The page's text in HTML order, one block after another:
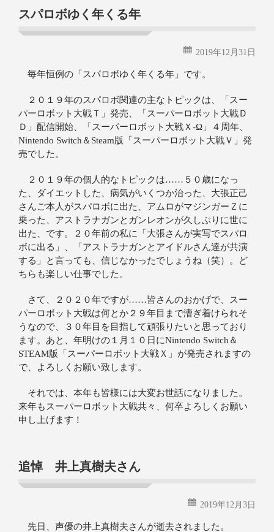
スパロボゆく年くる年
2019年12月31日
毎年恒例の「スパロボゆく年くる年」です。
２０１９年のスパロボ関連の主なトピックは、「スー
パーロボット大戦Ｔ」発売、「スーパーロボット大戦Ｄ
Ｄ」配信開始、「スーパーロボット大戦Ｘ‐Ω」４周年、
Nintendo Switch＆Steam版「スーパーロボット大戦Ｖ」発
売でした。
２０１９年の個人的なトピックは……５０歳になっ
た、ダイエットした、病気がいくつか治った、大張正己
さんご本人がスパロボに出た、アムロがマジンガーＺに
乗った、アストラナガンとガンレオンが久しぶりに世に
出た、です。２０年前の私に「大張さんが実写でスパロ
ボに出る」、「アストラナガンとアイドルさん達が共演
する」と言っても、信じなかったでしょうね（笑）。ど
ちらも楽しい仕事でした。
さて、２０２０年ですが……皆さんのおかげで、スー
パーロボット大戦は何とか２９年目まで漕ぎ着けられそ
うなので、３０年目を目指して頑張りたいと思っており
ます。あと、年明けの１月１０日にNintendo Switch＆
STEAM版「スーパーロボット大戦Ｘ」が発売されますの
で、よろしくお願い致します。
それでは、本年も皆様には大変お世話になりました。
来年もスーパーロボット大戦共々、何卒よろしくお願い
申し上げます！
追悼 井上真樹夫さん
2019年12月3日
先日、声優の井上真樹夫さんが逝去されました。